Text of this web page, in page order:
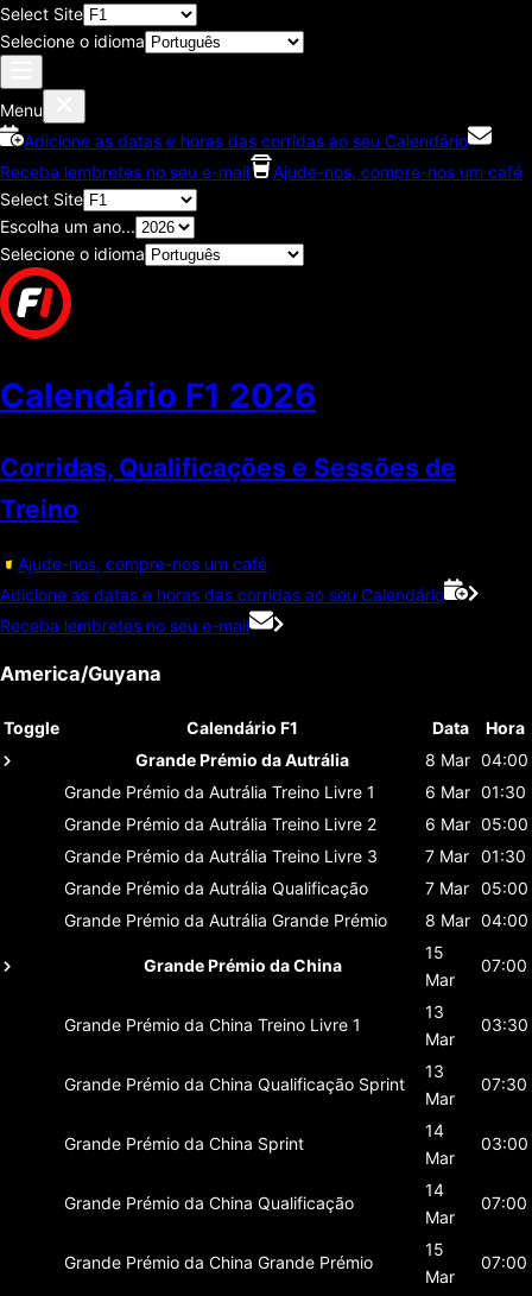
Select Site
Selecione o idioma
Menu
Adicione as datas e horas das corridas ao seu Calendário
Receba lembretes no seu e-mail
Ajude-nos, compre-nos um café
Select Site
Escolha um ano...
Selecione o idioma
Calendário F1 2026
Corridas, Qualificações e Sessões de
Treino
Ajude-nos, compre-nos um café
Adicione as datas e horas das corridas ao seu Calendário
Receba lembretes no seu e-mail
America/Guyana
Toggle Calendário F1 Data
Hora
Grande Prémio da Autrália
8 Mar 04:00
Grande Prémio da Autrália Treino Livre 1 6 Mar 01:30
Grande Prémio da Autrália Treino Livre 2 6 Mar 05:00
Grande Prémio da Autrália Treino Livre 3 7 Mar 01:30
Grande Prémio da Autrália Qualificação 7 Mar 05:00
Grande Prémio da Autrália Grande Prémio 8 Mar 04:00
Grande Prémio da China
15
Mar
07:00
Grande Prémio da China Treino Livre 1
13
Mar
03:30
Grande Prémio da China Qualificação Sprint
13
Mar
07:30
Grande Prémio da China Sprint
14
Mar
03:00
Grande Prémio da China Qualificação
14
Mar
07:00
Grande Prémio da China Grande Prémio
15
Mar
07:00